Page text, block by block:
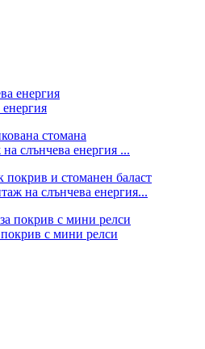
слънчева енергия ...
на слънчева енергия...
с мини релси